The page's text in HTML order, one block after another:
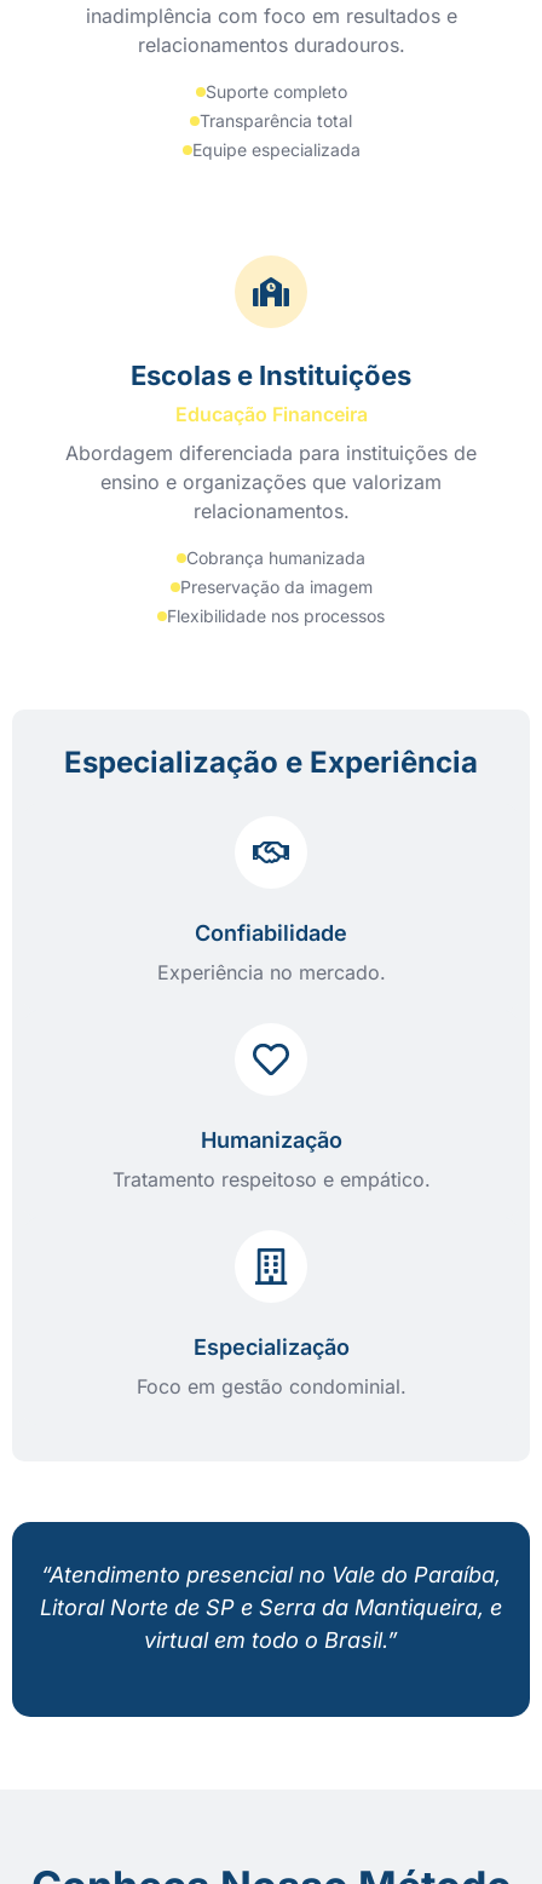
inadimplência com foco em resultados e
relacionamentos duradouros.
Suporte completo
Transparência total
Equipe especializada
Escolas e Instituições
Educação Financeira
Abordagem diferenciada para instituições de
ensino e organizações que valorizam
relacionamentos.
Cobrança humanizada
Preservação da imagem
Flexibilidade nos processos
Especialização e Experiência
Confiabilidade
Experiência no mercado.
Humanização
Tratamento respeitoso e empático.
Especialização
Foco em gestão condominial.
“Atendimento presencial no Vale do Paraíba,
Litoral Norte de SP e Serra da Mantiqueira, e
virtual em todo o Brasil.”